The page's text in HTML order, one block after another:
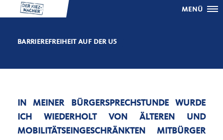
MENÜ
BARRIEREFREIHEIT AUF DER U5
IN MEINER BÜRGERSPRECHSTUNDE WURDE
ICH WIEDERHOLT VON ÄLTEREN UND
MOBILITÄTSEINGESCHRÄNKTEN MITBÜRGER